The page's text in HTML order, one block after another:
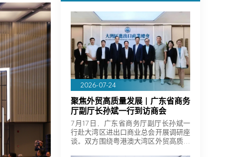
2026-07-24
聚焦外贸高质量发展｜广东省商务
厅副厅长孙斌一行到访商会
7月17日，广东省商务厅副厅长孙斌一
行赴大湾区进出口商业总会开展调研座
谈。双方围绕粤港澳大湾区外贸高质量